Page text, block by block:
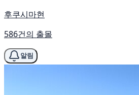
후쿠시마현
586건의 출몰
알림